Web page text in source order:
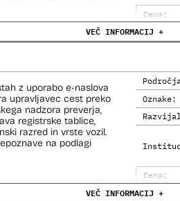
Cena:
Analiza
se oblikujejo
pri analitični obdelavi
in drugih hudih
policije in drugih
lahko glede na
na let,
rezultate njihove
obdelavi
sredstvi.
let, Evidenca potnikov
VEČ INFORMACIJ +
Oznake:
Cena:
Analiza
z uporabo e-naslova
upravljavec cest preko
nadzora preverja,
registrske tablice,
razred in vrste vozil.
na podlagi
VEČ INFORMACIJ +